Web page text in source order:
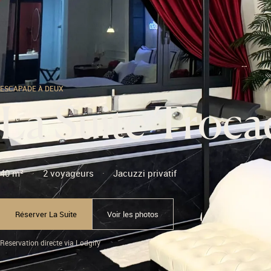
ESCAPADE À DEUX
La Suite
40 m² 2 voyageurs Jacuzzi privatif
Réserver La Suite Voir les photos
Réservation directe via Lodgify